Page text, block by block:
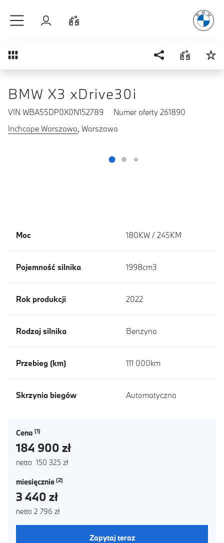
Zaloguj się
Przegląd
BMW X3 xDrive30i
VIN WBA55DP0X0N152789
Numer oferty 261890
Inchcape Warszawa, Warszawa
Moc 180KW / 245KM
Pojemność silnika 1998cm3
Rok produkcji 2022
Rodzaj silnika Benzyna
Przebieg (km) 111 000km
Skrzynia biegów Automatyczna
Cena
184 900 zł
netto 150 325 zł
miesięcznie
3 440 zł
netto 2 796 zł
Zapytaj teraz